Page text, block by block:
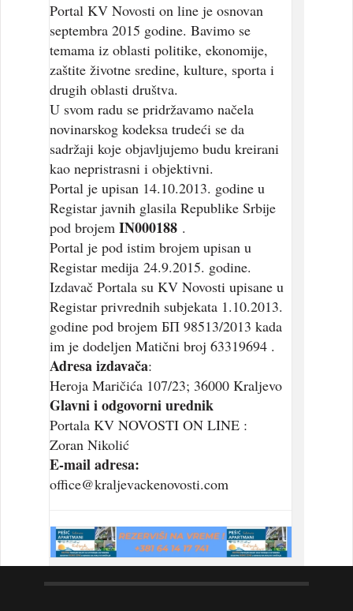
Portal KV Novosti on line je osnovan
septembra 2015 godine. Bavimo se
temama iz oblasti politike, ekonomije,
zaštite životne sredine, kulture, sporta i
drugih oblasti društva.
U svom radu se pridržavamo načela
novinarskog kodeksa trudeći se da
sadržaji koje objavljujemo budu kreirani
kao nepristrasni i objektivni.
Portal je upisan 14.10.2013. godine u
Registar javnih glasila Republike Srbije
pod brojemIN000188 .
Portal je pod istim brojem upisan u
Registar medija 24.9.2015. godine.
Izdavač Portala su KV Novosti upisane u
Registar privrednih subjekata 1.10.2013.
godine pod brojem БП 98513/2013 kada
im je dodeljen Matični broj 63319694 .
Adresa izdavača:
Heroja Maričića 107/23; 36000 Kraljevo
Glavni i odgovorni urednik
Portala KV NOVOSTI ON LINE :
Zoran Nikolić
E-mail adresa:
office@kraljevackenovosti.com